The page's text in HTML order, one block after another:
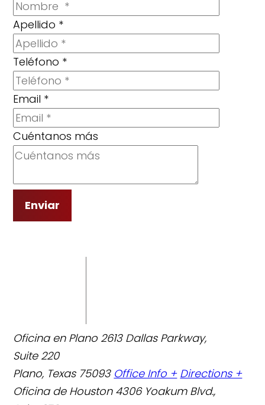
Apellido *
Teléfono *
Email *
Cuéntanos más
Enviar
Oficina en Plano 2613 Dallas Parkway,
Suite 220
Plano, Texas 75093 Office Info + Directions +
Oficina de Houston 4306 Yoakum Blvd.,